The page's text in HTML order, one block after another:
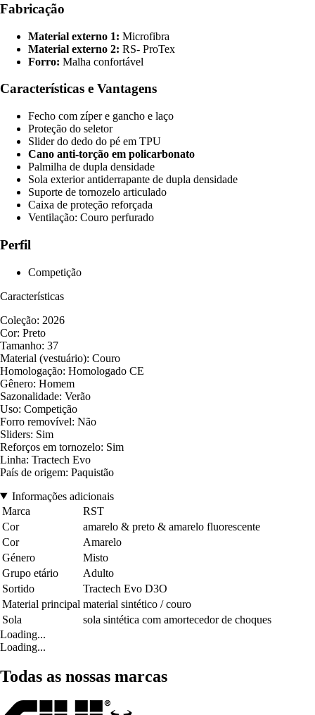
Fabricação
Material externo 1: Microfibra
Material externo 2: RS- ProTex
Forro: Malha confortável
Características e Vantagens
Fecho com zíper e gancho e laço
Proteção do seletor
Slider do dedo do pé em TPU
Cano anti-torção em policarbonato
Palmilha de dupla densidade
Sola exterior antiderrapante de dupla densidade
Suporte de tornozelo articulado
Caixa de proteção reforçada
Ventilação: Couro perfurado
Perfil
Competição
Características
Coleção: 2026
Cor: Preto
Tamanho: 37
Material (vestuário): Couro
Homologação: Homologado CE
Gênero: Homem
Sazonalidade: Verão
Uso: Competição
Forro removível: Não
Sliders: Sim
Reforços em tornozelo: Sim
Linha: Tractech Evo
País de origem: Paquistão
Informações adicionais
Marca
RST
Cor
amarelo & preto & amarelo fluorescente
Cor
Amarelo
Género
Misto
Grupo etário
Adulto
Sortido
Tractech Evo D3O
Material principal material sintético / couro
Sola
sola sintética com amortecedor de choques
Loading...
Loading...
Todas as nossas marcas